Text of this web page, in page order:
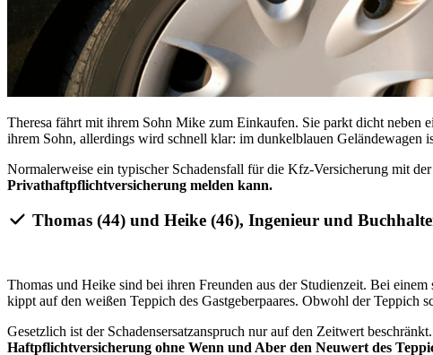
Theresa fährt mit ihrem Sohn Mike zum Einkaufen. Sie parkt dicht neben
ihrem Sohn, allerdings wird schnell klar: im dunkelblauen Geländewagen
Normalerweise ein typischer Schadensfall für die Kfz-Versicherung mit
Privathaftpflichtversicherung melden kann.
Thomas (44) und Heike (46), Ingenieur und
Thomas und Heike sind bei ihren Freunden aus der Studienzeit. Bei
kippt auf den weißen Teppich des Gastgeberpaares. Obwohl der Teppich
Gesetzlich ist der Schadensersatzanspruch nur auf den Zeitwert beschränkt.
Haftpflichtversicherung ohne Wenn und Aber den Neuwert des